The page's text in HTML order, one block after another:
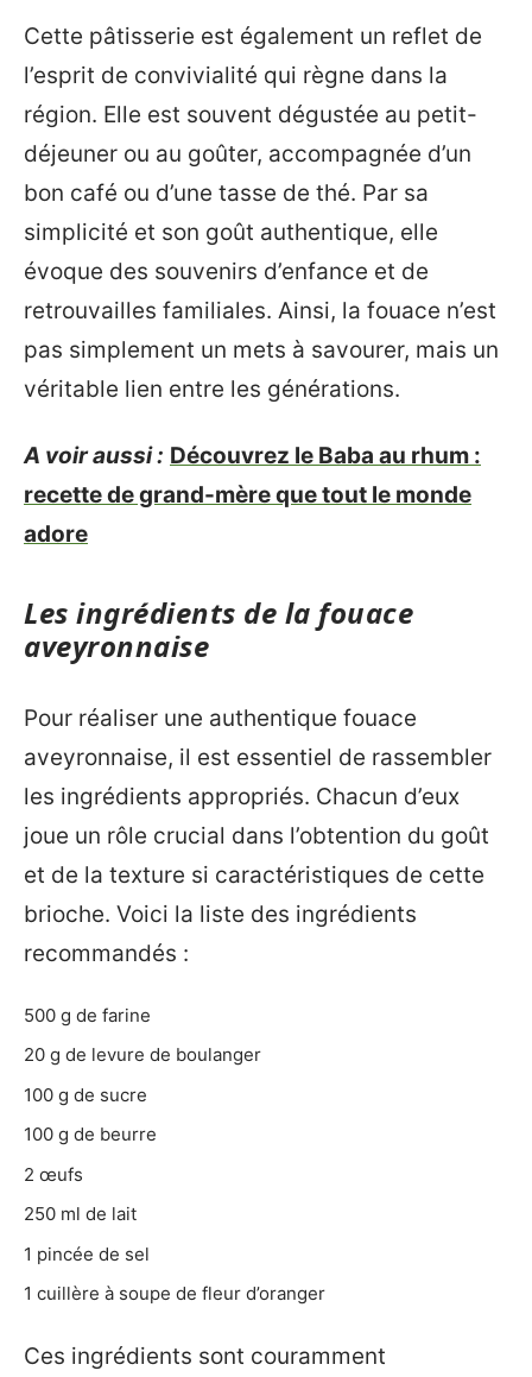
Cette pâtisserie est également un reflet de
l’esprit de convivialité qui règne dans la
région. Elle est souvent dégustée au petit-
déjeuner ou au goûter, accompagnée d’un
bon café ou d’une tasse de thé. Par sa
simplicité et son goût authentique, elle
évoque des souvenirs d’enfance et de
retrouvailles familiales. Ainsi, la fouace n’est
pas simplement un mets à savourer, mais un
véritable lien entre les générations.
A voir aussi : Découvrez le Baba au rhum :
recette de grand-mère que tout le monde
adore
Les ingrédients de la fouace
aveyronnaise
Pour réaliser une authentique fouace
aveyronnaise, il est essentiel de rassembler
les ingrédients appropriés. Chacun d’eux
joue un rôle crucial dans l’obtention du goût
et de la texture si caractéristiques de cette
brioche. Voici la liste des ingrédients
recommandés :
500 g de farine
20 g de levure de boulanger
100 g de sucre
100 g de beurre
2 œufs
250 ml de lait
1 pincée de sel
1 cuillère à soupe de fleur d’oranger
Ces ingrédients sont couramment